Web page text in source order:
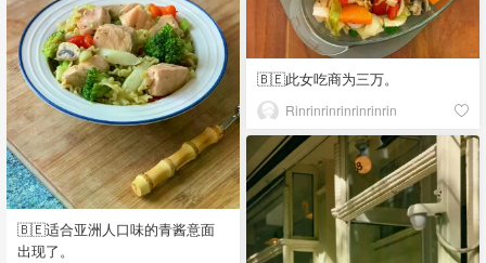
🇧🇪此女吃商为三万。
Rinrinrinrinrinrinrin
🇧🇪适合亚洲人口味的青酱意面
出现了。